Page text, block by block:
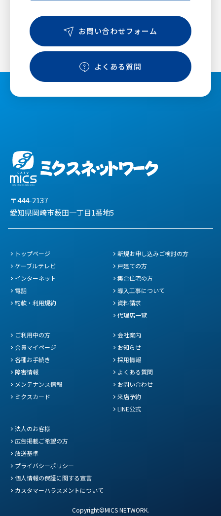
お問い合わせフォーム
よくある質問
〒444-2137
愛知県岡崎市薮田一丁目1番地5
トップページ
ケーブルテレビ
インターネット
電話
約款・利用規約
新規お申し込みご検討の方
戸建ての方
集合住宅の方
導入工事について
資料請求
代理店一覧
ご利用中の方
会員マイページ
各種お手続き
障害情報
メンテナンス情報
ミクスカード
会社案内
お知らせ
採用情報
よくある質問
お問い合わせ
来店予約
LINE公式
法人のお客様
広告掲載ご希望の方
放送基準
プライバシーポリシー
個人情報の保護に関する宣言
カスタマーハラスメントについて
Copyright©MICS NETWORK.